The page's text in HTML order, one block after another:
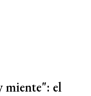
miente": el